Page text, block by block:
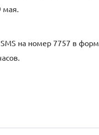
мая.
на номер 7757 в